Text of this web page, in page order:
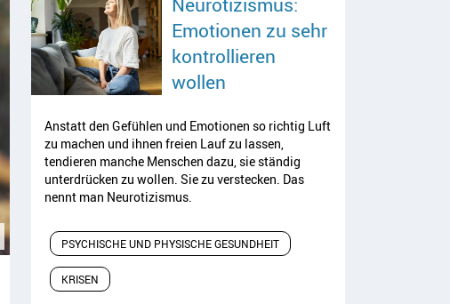
Emotionen zu sehr
kontrollieren
wollenArtikel lesen
Anstatt den Gefühlen und Emotionen so richtig Luft
zu machen und ihnen freien Lauf zu lassen,
tendieren manche Menschen dazu, sie ständig
unterdrücken zu wollen. Sie zu verstecken. Das
nennt man Neurotizismus.
PSYCHISCHE UND PHYSISCHE GESUNDHEIT
KRISEN